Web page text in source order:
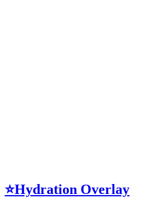
⭐️Hydration Overlay